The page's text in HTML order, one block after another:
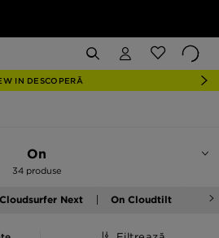
IN DESCOPERĂ
On
34 produse
Next On Cloudtilt